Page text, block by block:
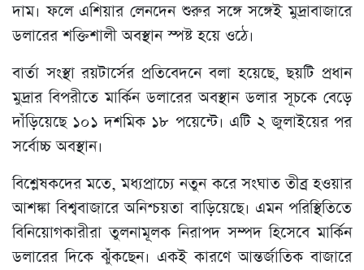
দাম। ফলে এশিয়ার লেনদেন শুরুর সঙ্গে সঙ্গেই মুদ্রাবাজারে
ডলারের শক্তিশালী অবস্থান স্পষ্ট হয়ে ওঠে।
বার্তা সংস্থা রয়টার্সের প্রতিবেদনে বলা হয়েছে, ছয়টি প্রধান
মুদ্রার বিপরীতে মার্কিন ডলারের অবস্থান ডলার সূচকে বেড়ে
দাঁড়িয়েছে ১০১ দশমিক ১৮ পয়েন্টে। এটি ২ জুলাইয়ের পর
সর্বোচ্চ অবস্থান।
বিশ্লেষকদের মতে, মধ্যপ্রাচ্যে নতুন করে সংঘাত তীব্র হওয়ার
আশঙ্কা বিশ্ববাজারে অনিশ্চয়তা বাড়িয়েছে। এমন পরিস্থিতিতে
বিনিয়োগকারীরা তুলনামূলক নিরাপদ সম্পদ হিসেবে মার্কিন
ডলারের দিকে ঝুঁকছেন। একই কারণে আন্তর্জাতিক বাজারে